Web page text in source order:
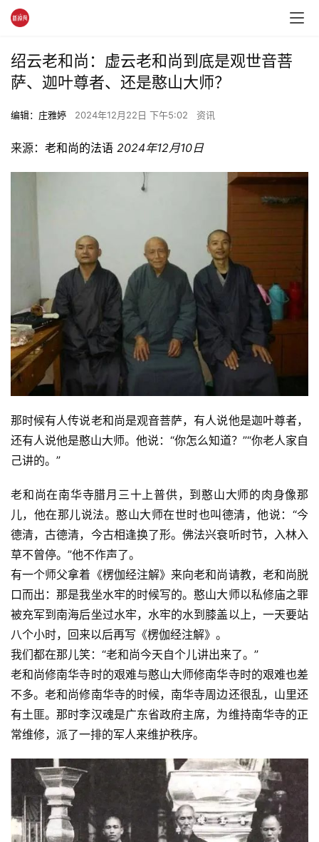
绍云老和尚：虚云老和尚到底是观世音菩
萨、迦叶尊者、还是憨山大师？
编辑：庄雅婷 2024年12月22日 下午5:02 资讯
来源： 老和尚的法语 2024年12月10日
那时候有人传说老和尚是观音菩萨，有人说他是迦叶尊者，
还有人说他是憨山大师。他说：“你怎么知道？”“你老人家自
己讲的。”
老和尚在南华寺腊月三十上普供，到憨山大师的肉身像那
儿，他在那儿说法。憨山大师在世时也叫德清，他说：“今
德清，古德清，今古相逢换了形。佛法兴衰听时节，入林入
草不曾停。”他不作声了。
有一个师父拿着《楞伽经注解》来向老和尚请教，老和尚脱
口而出：那是我坐水牢的时候写的。憨山大师以私修庙之罪
被充军到南海后坐过水牢，水牢的水到膝盖以上，一天要站
八个小时，回来以后再写《楞伽经注解》。
我们都在那儿笑：“老和尚今天自个儿讲出来了。”
老和尚修南华寺时的艰难与憨山大师修南华寺时的艰难也差
不多。老和尚修南华寺的时候，南华寺周边还很乱，山里还
有土匪。那时李汉魂是广东省政府主席，为维持南华寺的正
常维修，派了一排的军人来维护秩序。